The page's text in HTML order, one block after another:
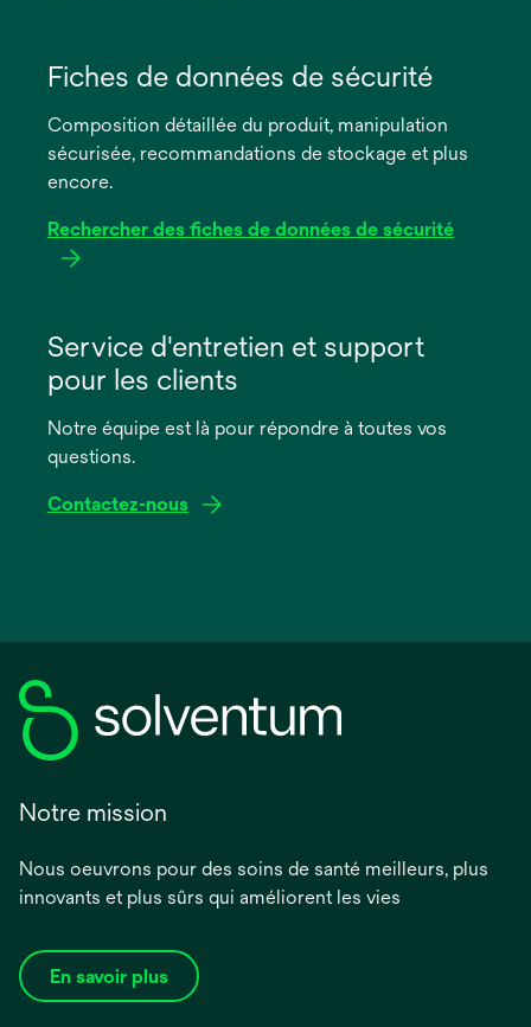
dans
nouvel
onglet
Fiches de données de sécurité
Composition détaillée du produit, manipulation
sécurisée, recommandations de stockage et plus
encore.
Rechercher des fiches de données de sécurité
dans
nouvel
onglet
Service d'entretien et support
pour les clients
Notre équipe est là pour répondre à toutes vos
questions.
Contactez-nous
Notre mission
Nous oeuvrons pour des soins de santé meilleurs, plus
innovants et plus sûrs qui améliorent les vies
En savoir plus